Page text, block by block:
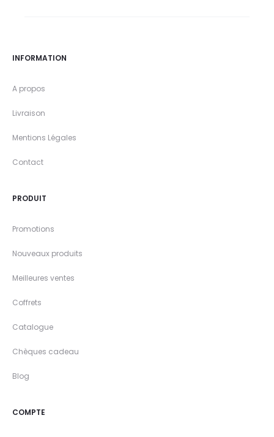
INFORMATION
A propos
Livraison
Mentions Légales
Contact
PRODUIT
Promotions
Nouveaux produits
Meilleures ventes
Coffrets
Catalogue
Chèques cadeau
Blog
COMPTE